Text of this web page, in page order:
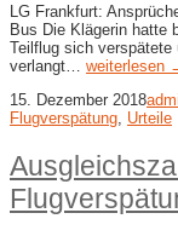
LG Frankfurt:
Bus Die Klägerin hatte
Teilflug sich verspätete
verlangt… weiterlesen
15. Dezember 2018
Flugverspätung Urteile